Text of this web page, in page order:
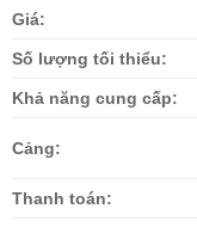
Giá:
Số lượng tối thiểu:
Khả năng cung cấp:
Cảng:
Thanh toán: